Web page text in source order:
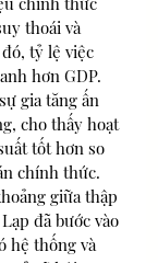
thoái và
tỷ lệ việc
hơn GDP.
gia tăng ấn
cho thấy hoạt
tốt hơn so
chính thức.
giữa thập
đã bước vào
hệ thống và